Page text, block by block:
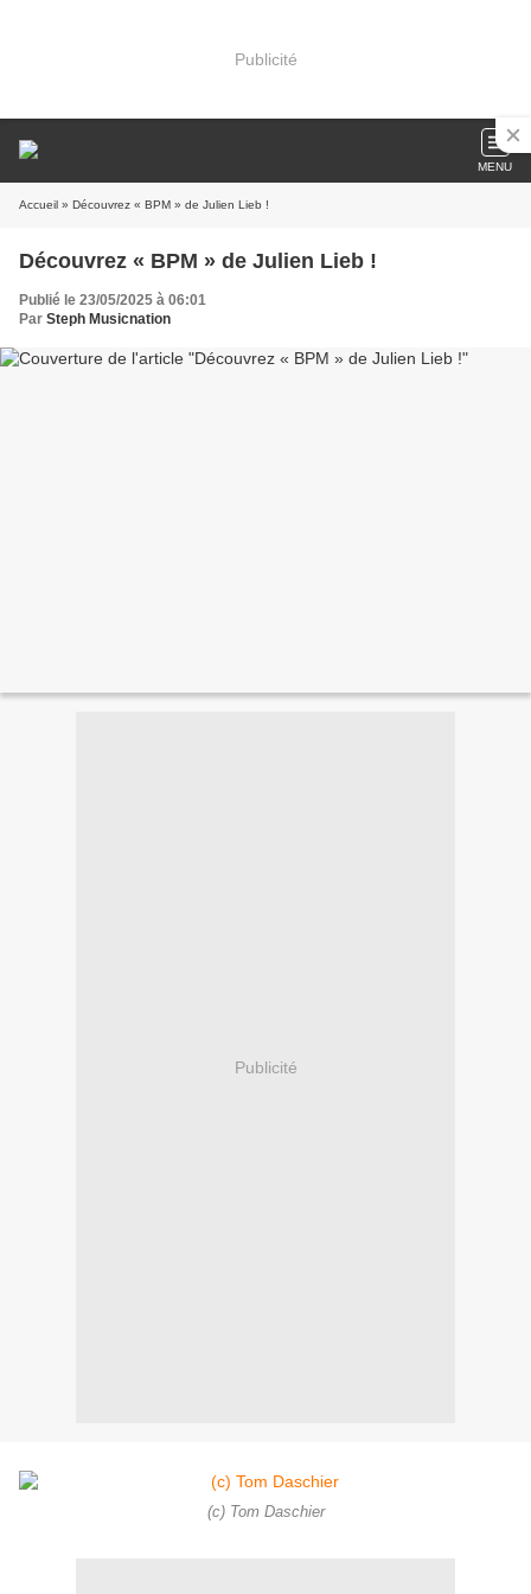
Publicité
MENU
Accueil » Découvrez « BPM » de Julien Lieb !
Découvrez « BPM » de Julien Lieb !
Publié le 23/05/2025 à 06:01
Par Steph Musicnation
Publicité
(c) Tom Daschier